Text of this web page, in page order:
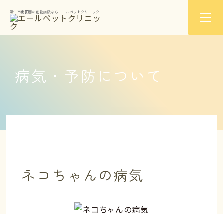
福生市南田園の動物病院ならエールペットクリニック
病気・予防について
ネコちゃんの病気